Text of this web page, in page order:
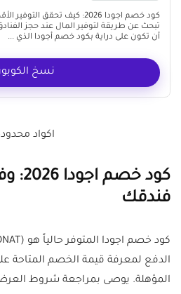
كود خصم اجودا 2026: كيف تحقق
تبحث عن طريقة لتوفير المال عند حجز
أن تكون على دراية بكود خصم أجودا الذي ...
نسخ
اكواد
فندقك
الدفع لمعرفة قيمة الخصم المتاحة
المؤهلة. يوصى بمراجعة شروط